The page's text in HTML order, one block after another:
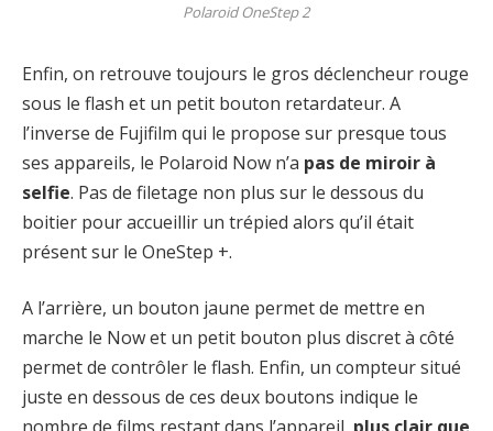
Polaroid OneStep 2
Enfin, on retrouve toujours le gros déclencheur rouge
sous le flash et un petit bouton retardateur. A
l’inverse de Fujifilm qui le propose sur presque tous
ses appareils, le Polaroid Now n’a pas de miroir à
selfie. Pas de filetage non plus sur le dessous du
boitier pour accueillir un trépied alors qu’il était
présent sur le OneStep +.
A l’arrière, un bouton jaune permet de mettre en
marche le Now et un petit bouton plus discret à côté
permet de contrôler le flash. Enfin, un compteur situé
juste en dessous de ces deux boutons indique le